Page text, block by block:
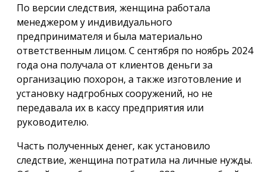
По версии следствия, женщина работала
менеджером у индивидуального
предпринимателя и была материально
ответственным лицом. С сентября по ноябрь 2024
года она получала от клиентов деньги за
организацию похорон, а также изготовление и
установку надгробных сооружений, но не
передавала их в кассу предприятия или
руководителю.
Часть полученных денег, как установило
следствие, женщина потратила на личные нужды.